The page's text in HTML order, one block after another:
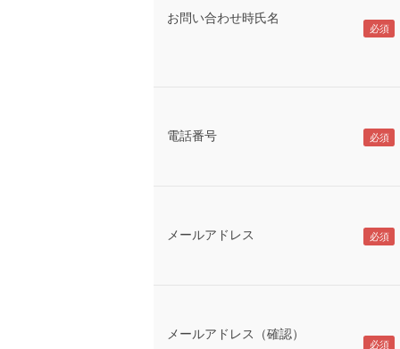
お問い合わせ時氏名
電話番号
メールアドレス
メールアドレス（確認）